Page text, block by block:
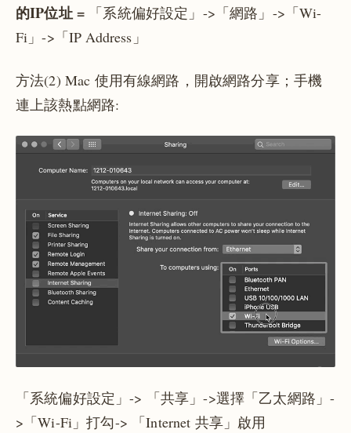
的IP位址 = 「系統偏好設定」->「網路」->「Wi-
Fi」->「IP Address」
方法(2) Mac 使用有線網路，開啟網路分享；手機
連上該熱點網路:
「系統偏好設定」-> 「共享」->選擇「乙太網路」-
>「Wi-Fi」打勾-> 「Internet 共享」啟用